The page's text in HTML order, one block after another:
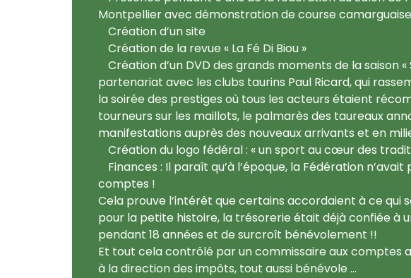
Montpellier avec démonstration de course
Création d’un site
Création de la revue « La Fé Di Biou »
Création d’un DVD des grands moments de la saison
partenariat avec les clubs taurins Paul Ricard, qui
la soirée des prestiges où tous les acteurs étaient
tourneurs sur les maillots, le palmarès des taureaux
manifestations auprès des nouveaux arrivants et en
Création du logo fédéral : « un sport au cœur des
Finances : Il paraît qu’à l’époque, la Fédération
comptes !
Cela prouve l’intérêt que certains accordaient à ce qui
pour la petite histoire, la trésorerie était déjà confiée à
pendant 18 années et de surcroît bénévolement !!
Et tout cela contrôlé par un commissaire aux
à la direction des impôts, tout aussi bénévole ...